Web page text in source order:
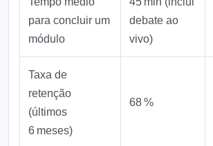
para concluir um
módulo
debate ao
vivo)
Taxa de
retenção
(últimos
6 meses)
68 %